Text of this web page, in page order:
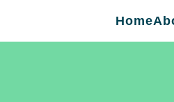
Home